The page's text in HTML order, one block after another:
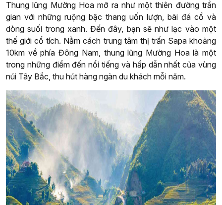
Thung lũng Mường Hoa mở ra như một thiên đường trần
gian với những ruộng bậc thang uốn lượn, bãi đá cổ và
dòng suối trong xanh. Đến đây, bạn sẽ như lạc vào một
thế giới cổ tích. Nằm cách trung tâm thị trấn Sapa khoảng
10km về phía Đông Nam, thung lũng Mường Hoa là một
trong những điểm đến nổi tiếng và hấp dẫn nhất của vùng
núi Tây Bắc, thu hút hàng ngàn du khách mỗi năm.